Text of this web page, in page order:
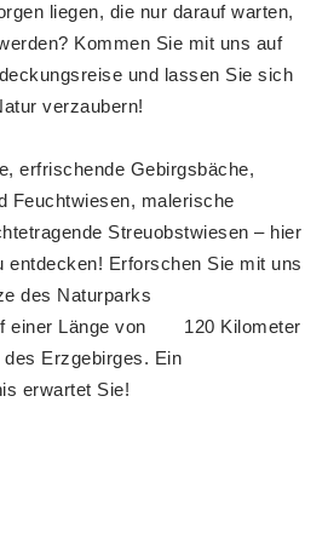
liegen, die nur darauf warten,
Kommen Sie mit uns auf
und lassen Sie sich
verzaubern!
erfrischende Gebirgsbäche,
Feuchtwiesen, malerische
Streuobstwiesen – hier
entdecken! Erforschen Sie mit uns
des Naturparks
einer Länge von 120 Kilometer
Erzgebirges. Ein
erwartet Sie!